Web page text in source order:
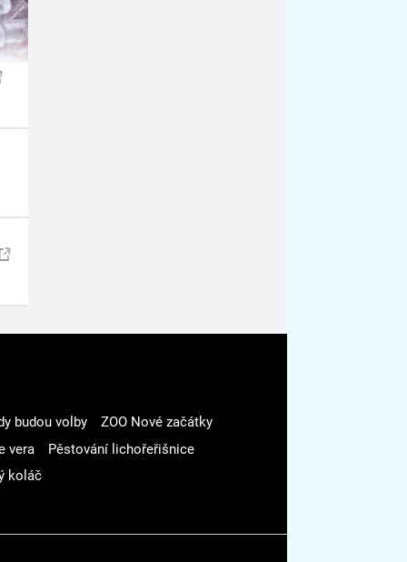
budou volby
ZOO Nové začátky
vera
Pěstování lichořeřišnice
koláč